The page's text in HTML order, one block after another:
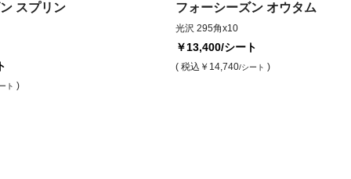
スプリン
ト )
フォーシーズン オウタム
光沢 295角x10
￥13,400/シート
( 税込 ￥14,740/シート )